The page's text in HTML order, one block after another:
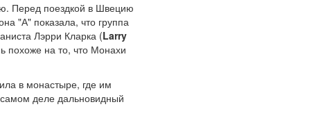
Перед поездкой в Швецию
"А" показала, что группа
Лэрри Кларка (Larry
похоже на то, что Монахи
в монастыре, где им
деле дальновидный